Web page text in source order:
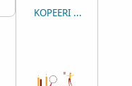
KOPEERI VIIDE